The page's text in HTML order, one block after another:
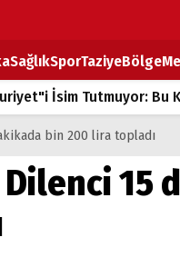
SağlıkSporTaziyeBölge
İsim Tutmuyor: Bu
Zam
sırtındaki ağır yük
bin 200 lira topladı
Dilenci 15